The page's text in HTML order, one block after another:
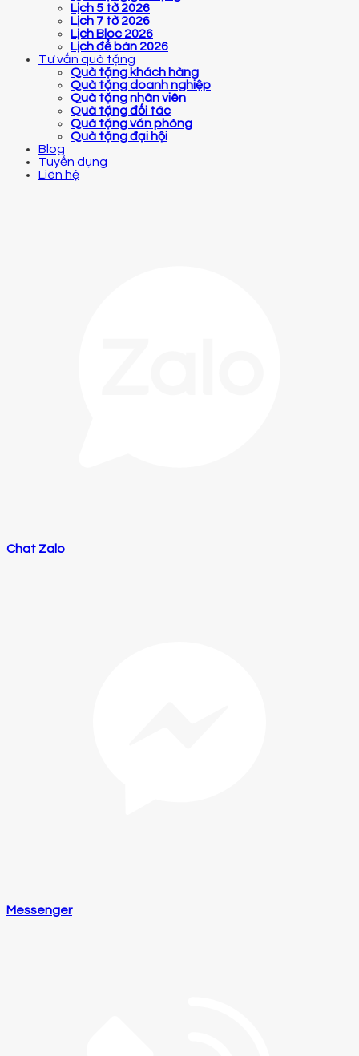
Lịch 5 tờ 2026
Lịch 7 tờ 2026
Lịch Bloc 2026
Lịch để bàn 2026
Tư vấn quà tặng
Quà tặng khách hàng
Quà tặng doanh nghiệp
Quà tặng nhân viên
Quà tặng đối tác
Quà tặng văn phòng
Quà tặng đại hội
Blog
Tuyển dụng
Liên hệ
Chat Zalo
Messenger